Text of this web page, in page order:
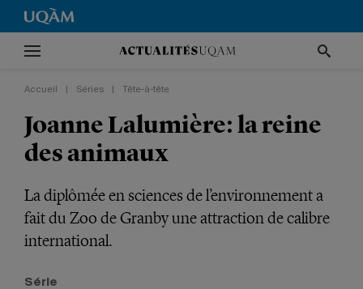
Accueil Séries Tête-à-tête
Joanne Lalumière: la reine
des animaux
La diplômée en sciences de l’environnement a
fait du Zoo de Granby une attraction de calibre
international.
Série